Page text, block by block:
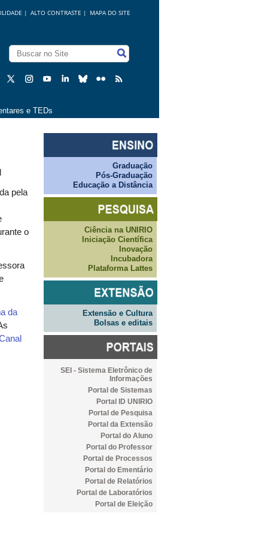
MAPA DO SITE
ALTO CONTRASTE |
|
e TEDs
pela
o
da
Graduação
Pós-Graduação
Educação a Distância
Ciência na UNIRIO
Iniciação Científica
Inovação
Incubadora
Plataforma Lattes
Extensão e Cultura
Bolsas e editais
SEI - Sistema Eletrônico de
Informações
Portal de Sistemas
Portal ID UNIRIO
Portal de Pesquisa
Portal da Extensão
Portal do Aluno
Portal do Professor
Portal de Processos
Portal do Ementário
Portal de Relatórios
Portal de Laboratórios
Portal de Eleição